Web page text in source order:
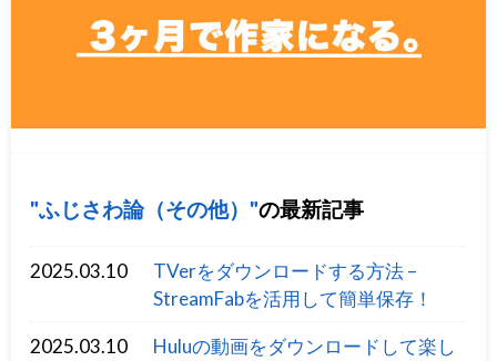
ふじさわ論（その他） の最新記事
2025.03.10
TVerをダウンロードする方法 –
StreamFabを活用して簡単保存！
2025.03.10
Huluの動画をダウンロードして楽し